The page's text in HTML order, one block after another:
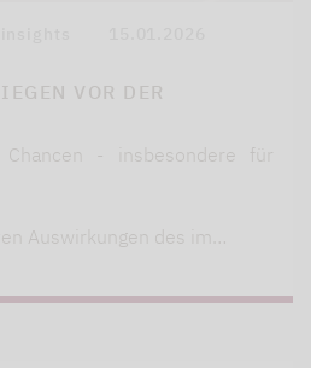
VOR DER
- insbesondere für
Auswirkungen des im…